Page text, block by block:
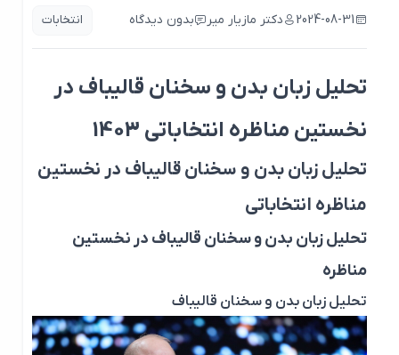
2024-08-31 دکتر مازیار میر بدون دیدگاه انتخابات
تحلیل زبان بدن و سخنان قالیباف در
نخستین مناظره انتخاباتی 1403
تحلیل زبان بدن و سخنان قالیباف در نخستین
مناظره انتخاباتی
تحلیل زبان بدن و سخنان قالیباف در نخستین
مناظره
تحلیل زبان بدن و سخنان قالیباف